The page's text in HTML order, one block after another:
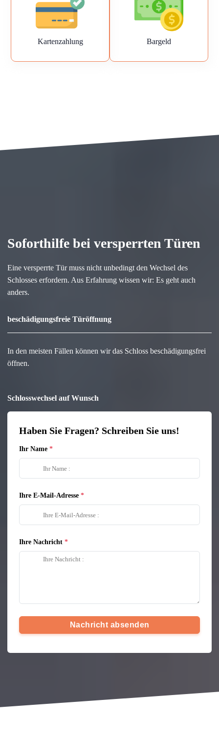
Kartenzahlung Bargeld
Soforthilfe bei versperrten Türen
Eine versperrte Tür muss nicht unbedingt den Wechsel des
Schlosses erfordern. Aus Erfahrung wissen wir: Es geht auch
anders.
beschädigungsfreie Türöffnung
In den meisten Fällen können wir das Schloss beschädigungsfrei
öffnen.
Schlosswechsel auf Wunsch
Haben Sie Fragen? Schreiben Sie uns!
Ihr Name
Ihre E-Mail-Adresse
Ihre Nachricht
Nachricht absenden